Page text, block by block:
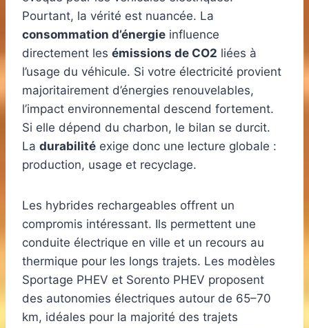
Pourtant, la vérité est nuancée. La
consommation d’énergie influence
directement les émissions de CO2 liées à
l’usage du véhicule. Si votre électricité provient
majoritairement d’énergies renouvelables,
l’impact environnemental descend fortement.
Si elle dépend du charbon, le bilan se durcit.
La durabilité exige donc une lecture globale :
production, usage et recyclage.
Les hybrides rechargeables offrent un
compromis intéressant. Ils permettent une
conduite électrique en ville et un recours au
thermique pour les longs trajets. Les modèles
Sportage PHEV et Sorento PHEV proposent
des autonomies électriques autour de 65–70
km, idéales pour la majorité des trajets